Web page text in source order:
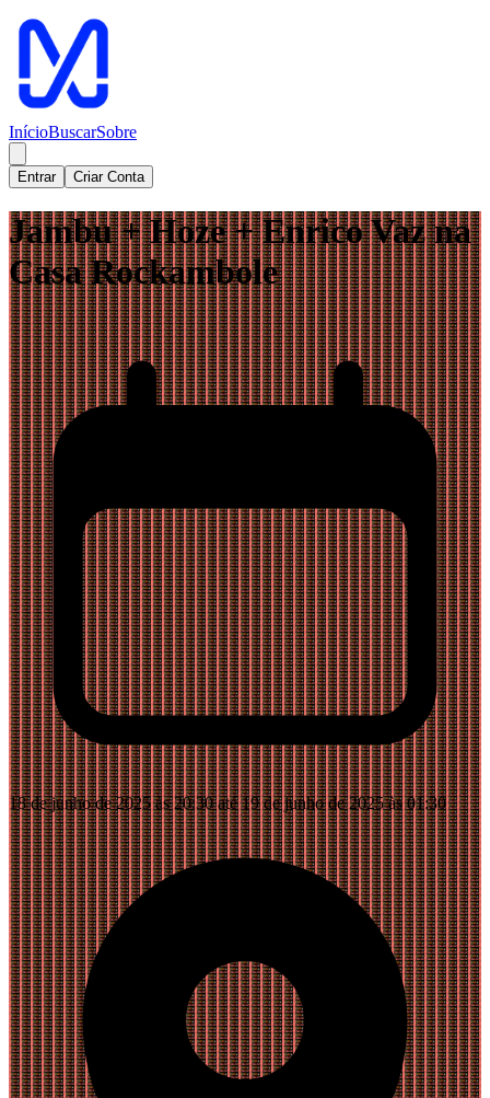
InícioBuscarSobre
Entrar Criar Conta
Jambu + Hoze + Enrico Vaz na
Casa Rockambole
18 de junho de 2025 às 20:30 até 19 de junho de 2025 às 01:30